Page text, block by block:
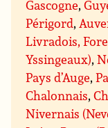
Gascogne,
Périgord,
Livradois,
Yssingeaux),
Pays d’Auge,
Chalonnais,
Nivernais